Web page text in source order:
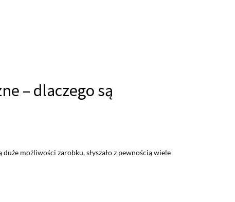
– dlaczego są
możliwości zarobku, słyszało z pewnością wiele